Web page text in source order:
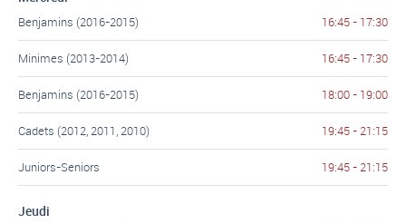
Benjamins (2016-2015) 16:45 - 17:30
Minimes (2013-2014) 16:45 - 17:30
Benjamins (2016-2015) 18:00 - 19:00
Cadets (2012, 2011, 2010) 19:45 - 21:15
Juniors-Seniors 19:45 - 21:15
Jeudi